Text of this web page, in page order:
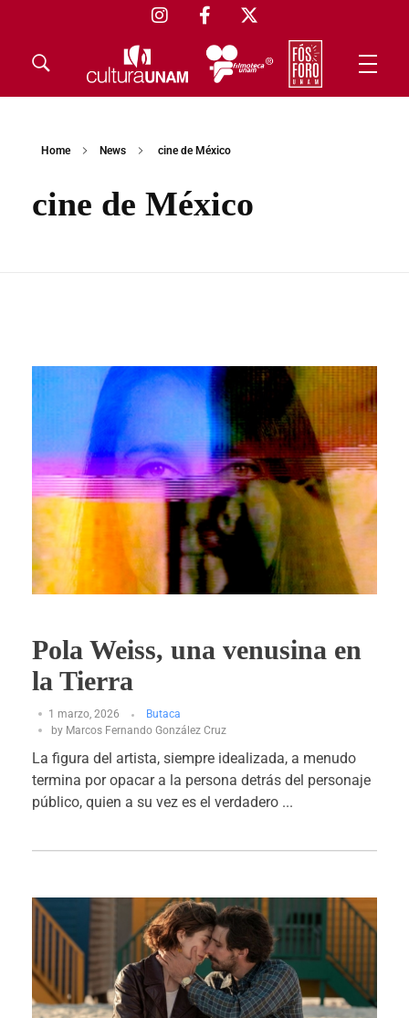
Home News cine de México
cine de México
Pola Weiss, una venusina en
la Tierra
1 marzo, 2026
Butaca
by Marcos Fernando González Cruz
La figura del artista, siempre idealizada, a menudo
termina por opacar a la persona detrás del personaje
público, quien a su vez es el verdadero ...